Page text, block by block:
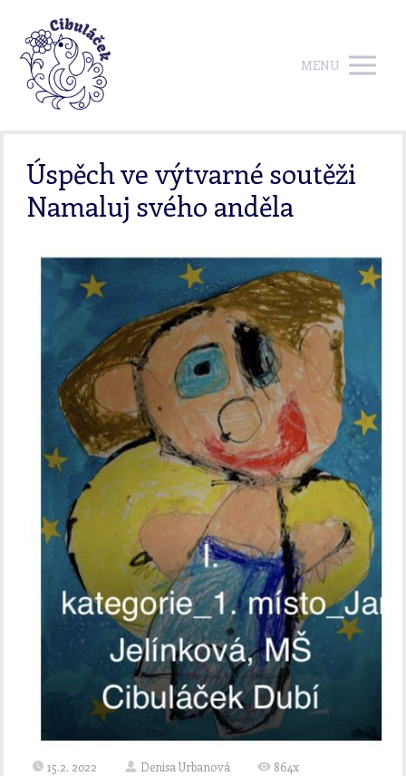
MENU
Úspěch ve výtvarné soutěži
Namaluj svého anděla
15.2. 2022 Denisa Urbanová 864x